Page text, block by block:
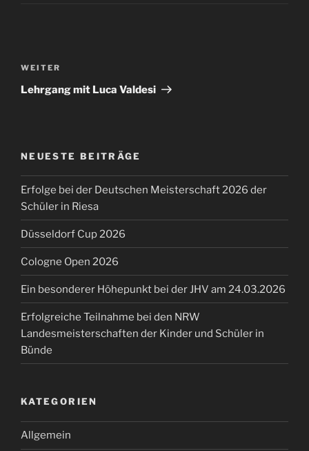
Nächster
Beitrag
WEITER
Lehrgang mit Luca Valdesi
NEUESTE BEITRÄGE
Erfolge bei der Deutschen Meisterschaft 2026 der
Schüler in Riesa
Düsseldorf Cup 2026
Cologne Open 2026
Ein besonderer Höhepunkt bei der JHV am 24.03.2026
Erfolgreiche Teilnahme bei den NRW
Landesmeisterschaften der Kinder und Schüler in
Bünde
KATEGORIEN
Allgemein